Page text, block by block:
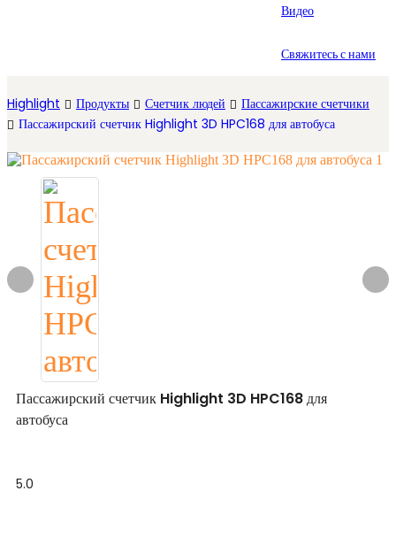
Видео
Свяжитесь с нами
Highlight Продукты Счетчик людей
Пассажирские счетчики
Пассажирский счетчик Highlight 3D HPC168 для автобуса
Пассажирский счетчик Highlight 3D HPC168 для
автобуса
5.0